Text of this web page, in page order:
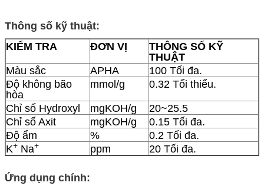
Thông số kỹ thuật:
KIỂM TRA
ĐƠN VỊ
THÔNG SỐ KỸ
THUẬT
Màu sắc
APHA
100 Tối đa.
Độ không bão
hòa
mmol/g 0.32 Tối thiểu.
Chỉ số Hydroxyl mgKOH/g
20~25.5
Chỉ số Axit
mgKOH/g
0.15 Tối đa.
Độ ẩm
%
0.2 Tối đa.
K+ Na+ ppm 20 Tối đa.
Ứng dụng chính: